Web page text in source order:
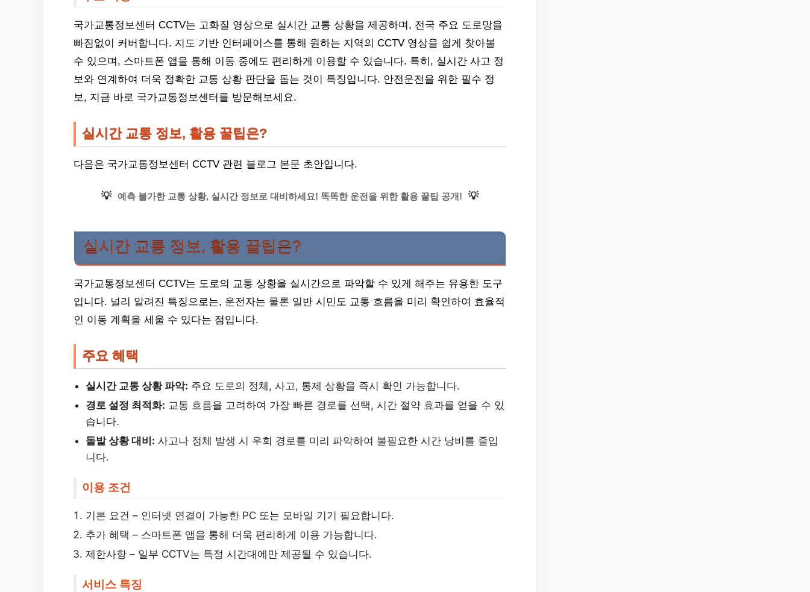
국가교통정보센터 CCTV는 고화질 영상으로 실시간 교통 상황을 제공하며, 전국 주요 도로망을
빠짐없이 커버합니다. 지도 기반 인터페이스를 통해 원하는 지역의 CCTV 영상을 쉽게 찾아볼
수 있으며, 스마트폰 앱을 통해 이동 중에도 편리하게 이용할 수 있습니다. 특히, 실시간 사고 정
보와 연계하여 더욱 정확한 교통 상황 판단을 돕는 것이 특징입니다. 안전운전을 위한 필수 정
보, 지금 바로 국가교통정보센터를 방문해보세요.
실시간 교통 정보, 활용 꿀팁은?
다음은 국가교통정보센터 CCTV 관련 블로그 본문 초안입니다.
💡 예측 불가한 교통 상황, 실시간 정보로 대비하세요! 똑똑한 운전을 위한 활용 꿀팁 공개! 💡
실시간 교통 정보, 활용 꿀팁은?
국가교통정보센터 CCTV는 도로의 교통 상황을 실시간으로 파악할 수 있게 해주는 유용한 도구
입니다. 널리 알려진 특징으로는, 운전자는 물론 일반 시민도 교통 흐름을 미리 확인하여 효율적
인 이동 계획을 세울 수 있다는 점입니다.
주요 혜택
실시간 교통 상황 파악: 주요 도로의 정체, 사고, 통제 상황을 즉시 확인 가능합니다.
경로 설정 최적화: 교통 흐름을 고려하여 가장 빠른 경로를 선택, 시간 절약 효과를 얻을 수 있
습니다.
돌발 상황 대비: 사고나 정체 발생 시 우회 경로를 미리 파악하여 불필요한 시간 낭비를 줄입
니다.
이용 조건
기본 요건 – 인터넷 연결이 가능한 PC 또는 모바일 기기 필요합니다.
추가 혜택 – 스마트폰 앱을 통해 더욱 편리하게 이용 가능합니다.
제한사항 – 일부 CCTV는 특정 시간대에만 제공될 수 있습니다.
서비스 특징